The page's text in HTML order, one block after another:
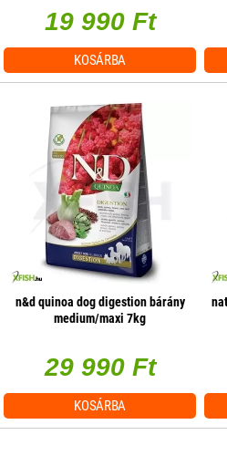
19 990 Ft
KOSÁRBA
n&d quinoa dog digestion bárány
medium/maxi 7kg
29 990 Ft
KOSÁRBA